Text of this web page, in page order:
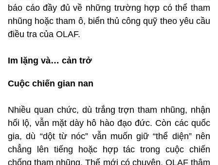
báo cáo đầy đủ về những trường hợp có thể tham
nhũng hoặc tham ô, biển thủ công quỹ theo yêu cầu
điều tra của OLAF.
Im lặng và… cản trở
Cuộc chiến gian nan
Nhiều quan chức, dù trắng trợn tham nhũng, nhận
hối lộ, vẫn mặt dày hô hào đạo đức. Còn các quốc
gia, dù “dột từ nóc” vẫn muốn giữ “thể diện” nên
chẳng lên tiếng hoặc hợp tác trong cuộc chiến
chống tham nhũng. Thế mới có chuyện, OLAF thậm